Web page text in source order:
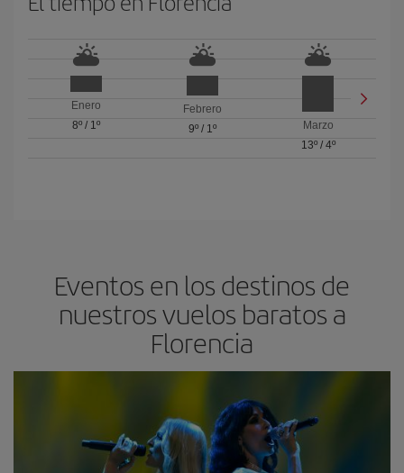
Enero
8º/ 1º
Febrero
9º/ 1º
Marzo
13º/ 4º
Eventos en los destinos de
nuestros vuelos baratos a
Florencia